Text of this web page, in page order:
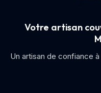
Votre artisan
Un artisan de confiance